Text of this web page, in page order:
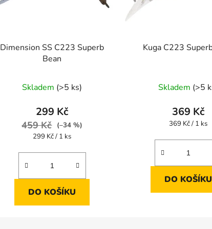
Dimension SS C223 Superb
Bean
Skladem (>5 ks)
299 Kč
459 Kč (–34 %)
Měrná
299 Kč / 1 ks
DO KOŠÍKU
Kuga C223
Skladem (>5
369 Kč
Měrná
369 Kč / 1 ks
DO KOŠÍKU